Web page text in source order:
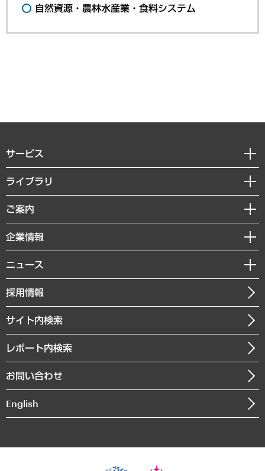
自然資源・農林水産業・食料システム
サービス
経営戦略
組織・人事戦略
デジタルイノベーション
共生・ダイバーシティ
GRC（ガバナンス・リスク・コンプライアンス）・防災（政策）
経済・産業・雇用・労働
まちづくり・観光・交通・スポーツ・スマートシティ
自然資源・農林水産業・食料システム
ライブラリ
経済調査
レポート
コラム
経営用語集
受託・受注実績（官公庁関連）
メディア掲載・出演
ご案内
セミナー・イベント情報
MUFGビジネスセミナー
受託案件情報
企業情報
私たちの想い
社長メッセージ
会社概要
沿革
組織図・本部部室紹介
インドネシア現地法人
個人情報保護方針
ニュース
ニュースリリース
お知らせ
採用情報
サイト内検索
レポート内検索
お問い合わせ
English